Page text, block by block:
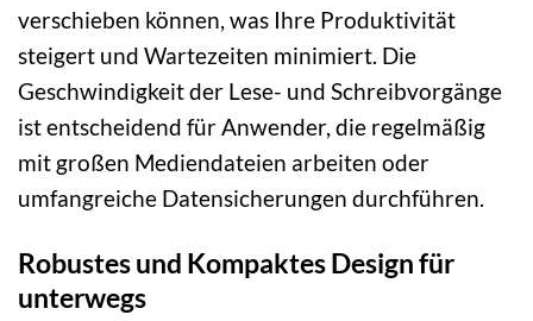
verschieben können, was Ihre Produktivität
steigert und Wartezeiten minimiert. Die
Geschwindigkeit der Lese- und Schreibvorgänge
ist entscheidend für Anwender, die regelmäßig
mit großen Mediendateien arbeiten oder
umfangreiche Datensicherungen durchführen.
Robustes und Kompaktes Design für
unterwegs